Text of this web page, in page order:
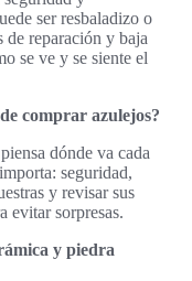
ser resbaladizo o
de reparación y baja
se ve y se siente el
comprar azulejos?
dónde va cada
seguridad,
y revisar sus
evitar sorpresas.
y piedra